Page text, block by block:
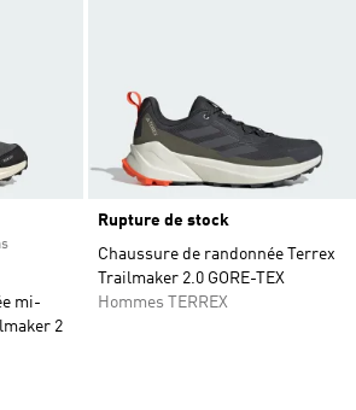
mi-
2
Rupture de stock
Chaussure de randonnée Terrex
Trailmaker 2.0 GORE-TEX
Hommes TERREX